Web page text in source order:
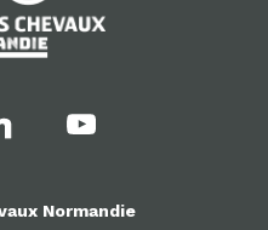
Normandie